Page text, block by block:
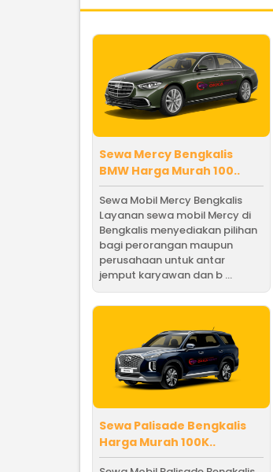
Sewa Mercy Bengkalis
BMW Harga Murah 100..
Sewa Mobil Mercy Bengkalis
Layanan sewa mobil Mercy di
Bengkalis menyediakan pilihan
bagi perorangan maupun
perusahaan untuk antar
jemput karyawan dan b ...
Sewa Palisade Bengkalis
Harga Murah 100K..